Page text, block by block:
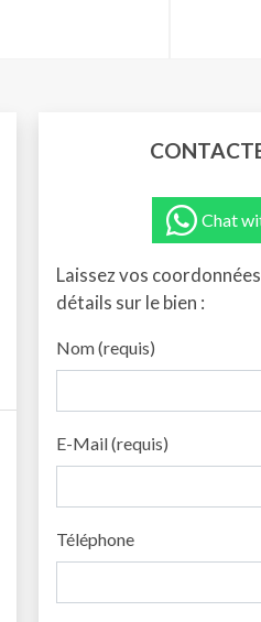
Chat
Laissez vos
détails sur le bien :
Nom (requis)
E-Mail (requis)
Téléphone